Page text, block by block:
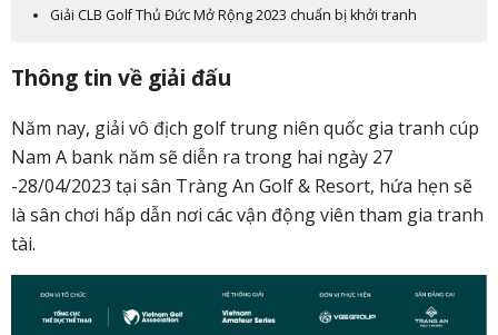
Giải CLB Golf Thủ Đức Mở Rộng 2023 chuẩn bị khởi tranh
Thông tin về giải đấu
Năm nay, giải vô địch golf trung niên quốc gia tranh cúp
Nam A bank năm sẽ diễn ra trong hai ngày 27
-28/04/2023 tại sân Tràng An Golf & Resort, hứa hẹn sẽ
là sân chơi hấp dẫn nơi các vận động viên tham gia tranh
tài.